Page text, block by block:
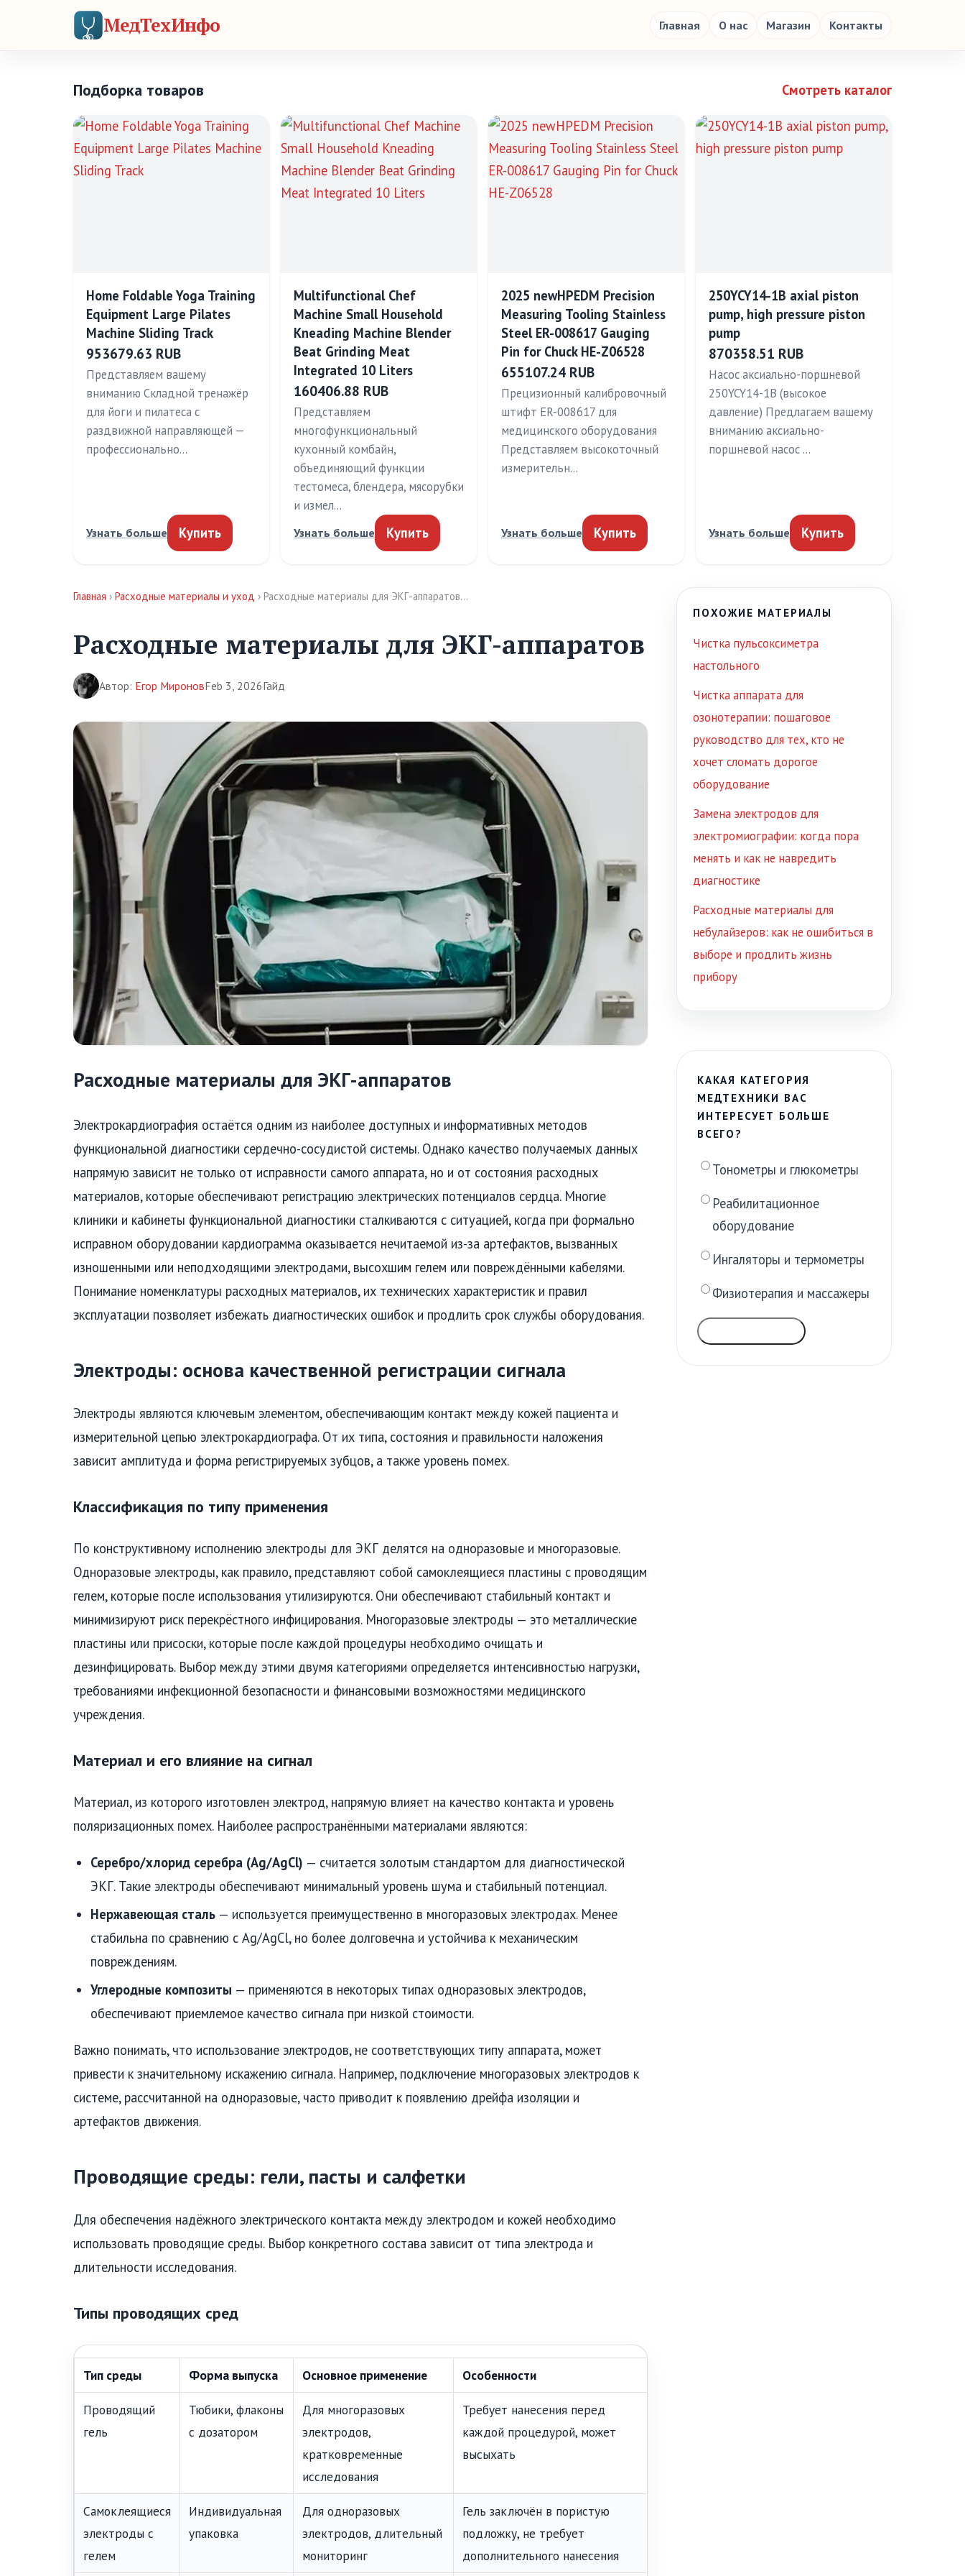
МедТехИнфо Главная О нас Магазин Контакты
Подборка товаров Смотреть каталог
Home Foldable Yoga Training
Equipment Large Pilates
Machine Sliding Track
953679.63 RUB
Представляем вашему
вниманию Складной тренажёр
для йоги и пилатеса с
раздвижной направляющей —
профессионально…
Узнать больше Купить
Multifunctional Chef
Machine Small Household
Kneading Machine Blender
Beat Grinding Meat
Integrated 10 Liters
160406.88 RUB
Представляем
многофункциональный
кухонный комбайн,
объединяющий функции
тестомеса, блендера, мясорубки
и измел…
Узнать больше Купить
2025 newHPEDM Precision
Measuring Tooling Stainless
Steel ER-008617 Gauging
Pin for Chuck HE-Z06528
655107.24 RUB
Прецизионный калибровочный
штифт ER-008617 для
медицинского оборудования
Представляем высокоточный
измерительн…
Узнать больше Купить
250YCY14-1B axial piston
pump, high pressure piston
pump
870358.51 RUB
Насос аксиально-поршневой
250YCY14-1B (высокое
давление) Предлагаем вашему
вниманию аксиально-
поршневой насос …
Узнать больше Купить
Главная › Расходные материалы и уход › Расходные материалы для ЭКГ-аппаратов…
Расходные материалы для ЭКГ-аппаратов
Автор: Егор МироновFeb 3, 2026Гайд
Расходные материалы для ЭКГ-аппаратов
Электрокардиография остаётся одним из наиболее доступных и информативных методов
функциональной диагностики сердечно-сосудистой системы. Однако качество получаемых данных
напрямую зависит не только от исправности самого аппарата, но и от состояния расходных
материалов, которые обеспечивают регистрацию электрических потенциалов сердца. Многие
клиники и кабинеты функциональной диагностики сталкиваются с ситуацией, когда при формально
исправном оборудовании кардиограмма оказывается нечитаемой из-за артефактов, вызванных
изношенными или неподходящими электродами, высохшим гелем или повреждёнными кабелями.
Понимание номенклатуры расходных материалов, их технических характеристик и правил
эксплуатации позволяет избежать диагностических ошибок и продлить срок службы оборудования.
Электроды: основа качественной регистрации сигнала
Электроды являются ключевым элементом, обеспечивающим контакт между кожей пациента и
измерительной цепью электрокардиографа. От их типа, состояния и правильности наложения
зависит амплитуда и форма регистрируемых зубцов, а также уровень помех.
Классификация по типу применения
По конструктивному исполнению электроды для ЭКГ делятся на одноразовые и многоразовые.
Одноразовые электроды, как правило, представляют собой самоклеящиеся пластины с проводящим
гелем, которые после использования утилизируются. Они обеспечивают стабильный контакт и
минимизируют риск перекрёстного инфицирования. Многоразовые электроды — это металлические
пластины или присоски, которые после каждой процедуры необходимо очищать и
дезинфицировать. Выбор между этими двумя категориями определяется интенсивностью нагрузки,
требованиями инфекционной безопасности и финансовыми возможностями медицинского
учреждения.
Материал и его влияние на сигнал
Материал, из которого изготовлен электрод, напрямую влияет на качество контакта и уровень
поляризационных помех. Наиболее распространёнными материалами являются:
Серебро/хлорид серебра (Ag/AgCl) — считается золотым стандартом для диагностической
ЭКГ. Такие электроды обеспечивают минимальный уровень шума и стабильный потенциал.
Нержавеющая сталь — используется преимущественно в многоразовых электродах. Менее
стабильна по сравнению с Ag/AgCl, но более долговечна и устойчива к механическим
повреждениям.
Углеродные композиты — применяются в некоторых типах одноразовых электродов,
обеспечивают приемлемое качество сигнала при низкой стоимости.
Важно понимать, что использование электродов, не соответствующих типу аппарата, может
привести к значительному искажению сигнала. Например, подключение многоразовых электродов к
системе, рассчитанной на одноразовые, часто приводит к появлению дрейфа изоляции и
артефактов движения.
Проводящие среды: гели, пасты и салфетки
Для обеспечения надёжного электрического контакта между электродом и кожей необходимо
использовать проводящие среды. Выбор конкретного состава зависит от типа электрода и
длительности исследования.
Типы проводящих сред
Тип среды Форма выпуска Основное применение Особенности
Проводящий
гель
Тюбики, флаконы
с дозатором
Для многоразовых
электродов,
кратковременные
исследования
Требует нанесения перед
каждой процедурой, может
высыхать
Самоклеящиеся
электроды с
гелем
Индивидуальная
упаковка
Для одноразовых
электродов, длительный
мониторинг
Гель заключён в пористую
подложку, не требует
дополнительного нанесения
ПОХОЖИЕ МАТЕРИАЛЫ
Чистка пульсоксиметра
настольного
Чистка аппарата для
озонотерапии: пошаговое
руководство для тех, кто не
хочет сломать дорогое
оборудование
Замена электродов для
электромиографии: когда пора
менять и как не навредить
диагностике
Расходные материалы для
небулайзеров: как не ошибиться в
выборе и продлить жизнь
прибору
КАКАЯ КАТЕГОРИЯ
МЕДТЕХНИКИ ВАС
ИНТЕРЕСУЕТ БОЛЬШЕ
ВСЕГО?
Тонометры и глюкометры
Реабилитационное
оборудование
Ингаляторы и термометры
Физиотерапия и массажеры